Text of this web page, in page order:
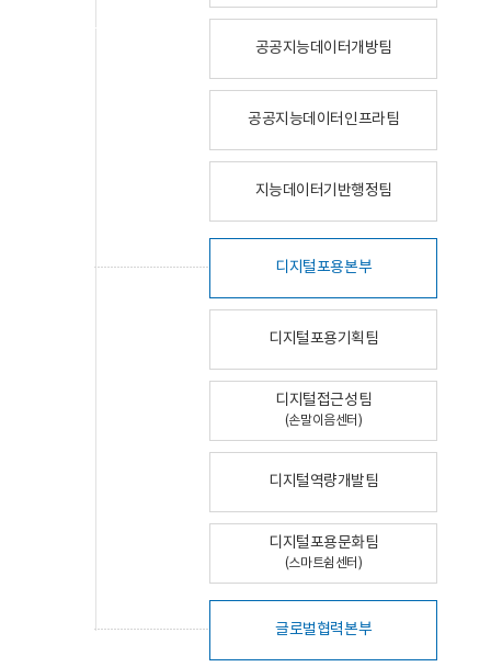
공공지능데이터개방팀
공공지능데이터인프라팀
지능데이터기반행정팀
디지털포용본부
디지털포용기획팀
디지털접근성팀
(손말이음센터)
디지털역량개발팀
디지털포용문화팀
(스마트쉼센터)
글로벌협력본부